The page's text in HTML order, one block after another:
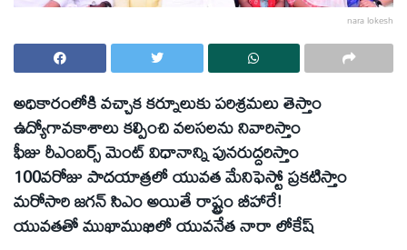
nara lokesh
అధికారంలోకి వచ్చాక కర్నూలుకు పరిశ్రమలు తెస్తాం
ఉద్యోగావకాశాలు కల్పించి వలసలను నివారిస్తాం
ఫీజు రీఎంబర్స్ మెంట్ విధానాన్ని పునరుద్దరిస్తాం
100వరోజు పాదయాత్రలో యువత మేనిఫెస్టో ప్రకటిస్తాం
మరోసారి జగన్ సిఎం అయితే రాష్ట్రం బీహారే!
యువతతో ముఖాముఖిలో యువనేత నారా లోకేష్